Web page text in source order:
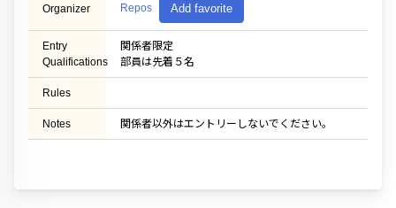
Organizer Repos Add favorite
Entry
Qualifications
関係者限定
部員は先着５名
Rules
Notes 関係者以外はエントリーしないでください。